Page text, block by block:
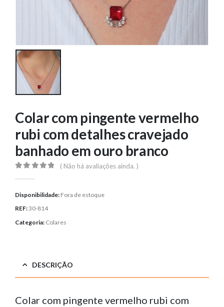
Colar com pingente vermelho
rubi com detalhes cravejado
banhado em ouro branco
( Não há avaliações ainda. )
Disponibilidade: Fora de estoque
REF:30-814
Categoria: Colares
DESCRIÇÃO
Colar com pingente vermelho rubi com